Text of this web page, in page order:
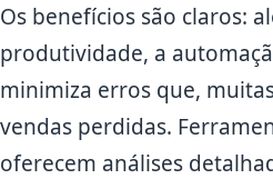
Os benefícios são claros:
produtividade, a
minimiza erros que,
vendas perdidas.
oferecem análises